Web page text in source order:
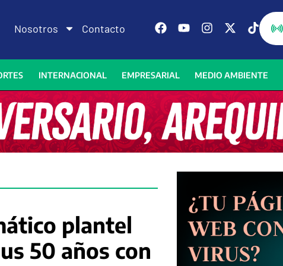
Nosotros Contacto
INTERNACIONAL EMPRESARIAL MEDIO AMBIENTE
plantel
50 años con